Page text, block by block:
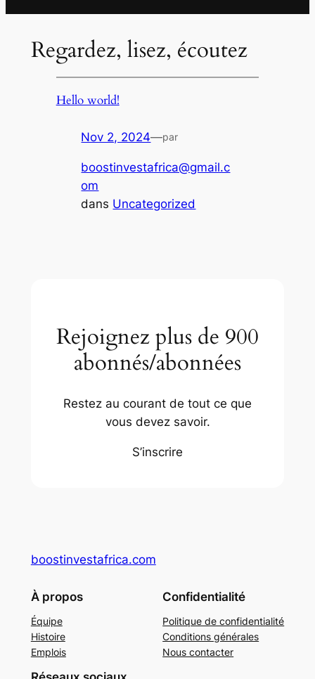
Regardez, lisez, écoutez
Hello world!
Nov 2, 2024—par
boostinvestafrica@gmail.c
om
dans Uncategorized
Rejoignez plus de 900
abonnés/abonnées
Restez au courant de tout ce que
vous devez savoir.
S’inscrire
boostinvestafrica.com
À propos
Équipe
Histoire
Emplois
Confidentialité
Politique de confidentialité
Conditions générales
Nous contacter